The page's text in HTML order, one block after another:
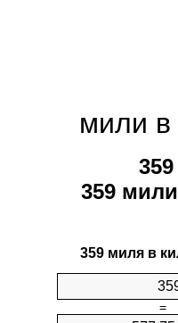
мили в
359
359 миля в
=